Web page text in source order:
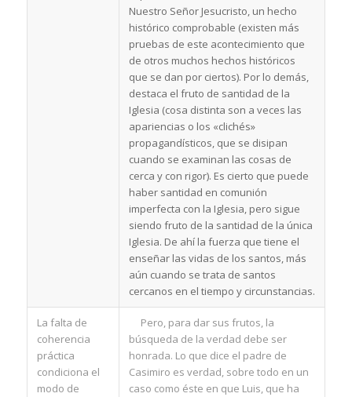
Nuestro Señor Jesucristo, un hecho
histórico comprobable (existen más
pruebas de este acontecimiento que
de otros muchos hechos históricos
que se dan por ciertos). Por lo demás,
destaca el fruto de santidad de la
Iglesia (cosa distinta son a veces las
apariencias o los «clichés»
propagandísticos, que se disipan
cuando se examinan las cosas de
cerca y con rigor). Es cierto que puede
haber santidad en comunión
imperfecta con la Iglesia, pero sigue
siendo fruto de la santidad de la única
Iglesia. De ahí la fuerza que tiene el
enseñar las vidas de los santos, más
aún cuando se trata de santos
cercanos en el tiempo y circunstancias.
La falta de
coherencia
práctica
condiciona el
modo de
Pero, para dar sus frutos, la
búsqueda de la verdad debe ser
honrada. Lo que dice el padre de
Casimiro es verdad, sobre todo en un
caso como éste en que Luis, que ha